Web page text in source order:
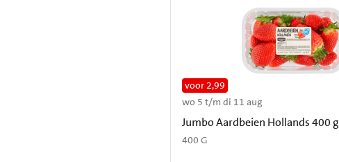
Jumbo Aardbeien Hollands 400 g
400 G
voor 2,99
wo 5 t/m di 11 aug